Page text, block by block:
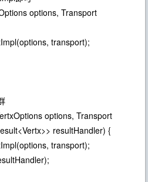
options, Transport
transport);
options, Transport
resultHandler) {
transport);